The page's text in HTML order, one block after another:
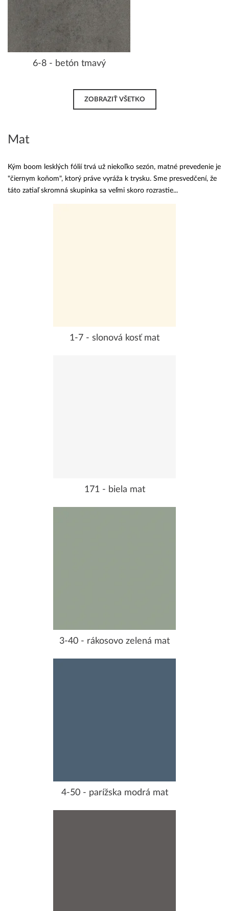
6-8 - betón tmavý
ZOBRAZIŤ VŠETKO
Mat
Kým boom lesklých fólií trvá už niekoľko sezón, matné prevedenie je
"čiernym koňom", ktorý práve vyráža k trysku. Sme presvedčení, že
táto zatiaľ skromná skupinka sa veľmi skoro rozrastie...
1-7 - slonová kosť mat
171 - biela mat
3-40 - rákosovo zelená mat
4-50 - parížska modrá mat